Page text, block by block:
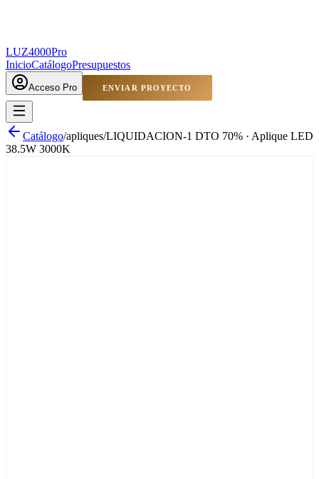
LUZ4000Pro
InicioCatálogoPresupuestos
Acceso Pro ENVIAR PROYECTO
Catálogo/apliques/LIQUIDACION-1 DTO 70% · Aplique LED
38.5W 3000K